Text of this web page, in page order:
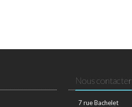
Nous contacter
7 rue Bachelet